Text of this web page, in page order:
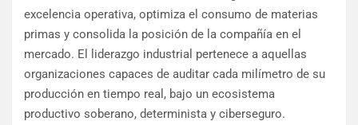
excelencia operativa, optimiza el consumo de materias
primas y consolida la posición de la compañía en el
mercado. El liderazgo industrial pertenece a aquellas
organizaciones capaces de auditar cada milímetro de su
producción en tiempo real, bajo un ecosistema
productivo soberano, determinista y ciberseguro.